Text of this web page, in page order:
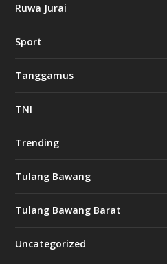
Ruwa Jurai
Sport
Tanggamus
TNI
Trending
Tulang Bawang
Tulang Bawang Barat
Uncategorized